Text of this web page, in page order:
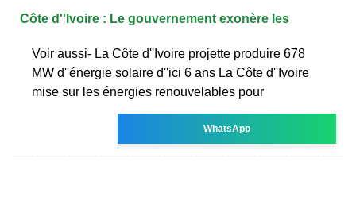
Côte d''Ivoire : Le gouvernement exonère les
Voir aussi- La Côte d''Ivoire projette produire 678
MW d''énergie solaire d''ici 6 ans La Côte d''Ivoire
mise sur les énergies renouvelables pour
WhatsApp